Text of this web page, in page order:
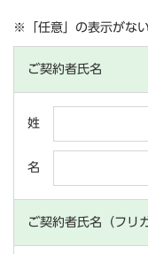
※「任意」の表示がな
ご契約者氏名
姓
名
ご契約者氏名（フリ